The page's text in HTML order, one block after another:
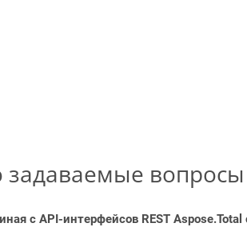
задаваемые вопросы
с API-интерфейсов REST